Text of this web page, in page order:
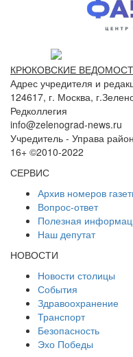
КРЮКОВСКИЕ
Адрес учредителя и
124617, г. Москва,
Редколлегия
info@zelenograd-news.ru
Учредитель - Управа
16+ ©2010-2022
СЕРВИС
Архив номеров
Вопрос-ответ
Полезная
Наш депутат
НОВОСТИ
Новости столицы
События
Здравоохранение
Транспорт
Безопасность
Эхо Победы